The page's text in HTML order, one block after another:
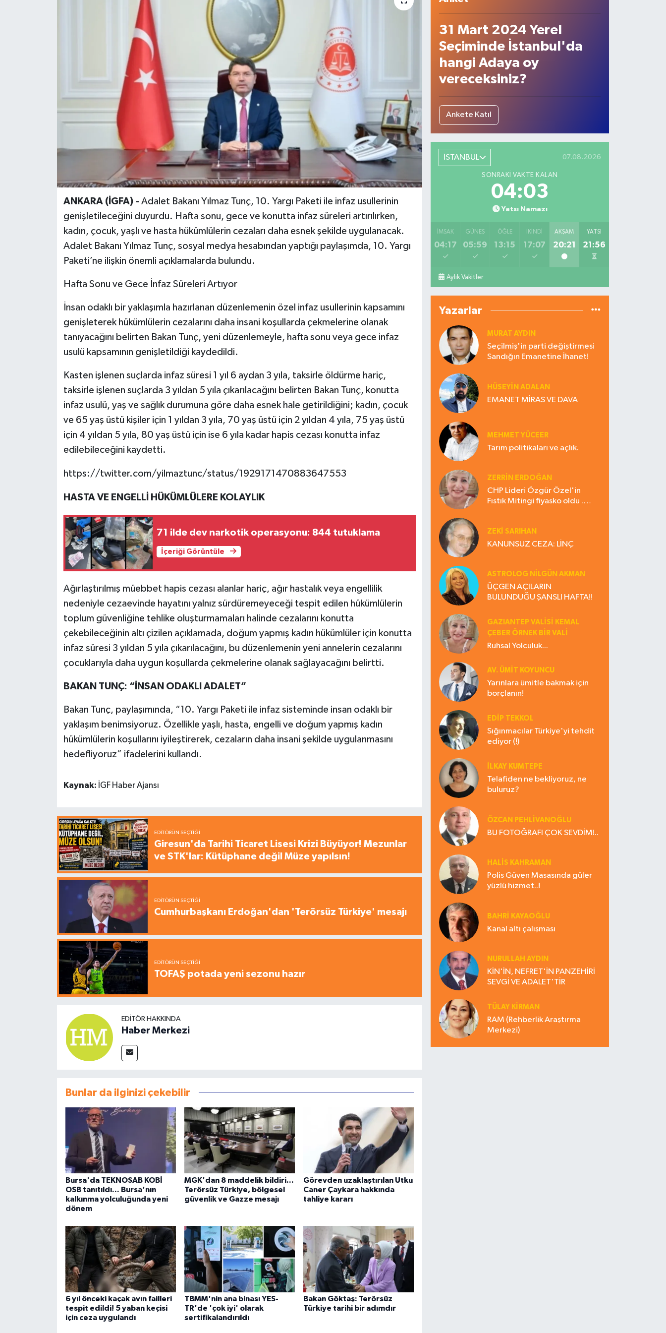
ANKARA (İGFA) - Adalet Bakanı Yılmaz Tunç, 10. Yargı Paketi ile infaz usullerinin
genişletileceğini duyurdu. Hafta sonu, gece ve konutta infaz süreleri artırılırken,
kadın, çocuk, yaşlı ve hasta hükümlülerin cezaları daha esnek şekilde uygulanacak.
Adalet Bakanı Yılmaz Tunç, sosyal medya hesabından yaptığı paylaşımda, 10. Yargı
Paketi’ne ilişkin önemli açıklamalarda bulundu.
Hafta Sonu ve Gece İnfaz Süreleri Artıyor
İnsan odaklı bir yaklaşımla hazırlanan düzenlemenin özel infaz usullerinin kapsamını
genişleterek hükümlülerin cezalarını daha insani koşullarda çekmelerine olanak
tanıyacağını belirten Bakan Tunç, yeni düzenlemeyle, hafta sonu veya gece infaz
usulü kapsamının genişletildiği kaydedildi.
Kasten işlenen suçlarda infaz süresi 1 yıl 6 aydan 3 yıla, taksirle öldürme hariç,
taksirle işlenen suçlarda 3 yıldan 5 yıla çıkarılacağını belirten Bakan Tunç, konutta
infaz usulü, yaş ve sağlık durumuna göre daha esnek hale getirildiğini; kadın, çocuk
ve 65 yaş üstü kişiler için 1 yıldan 3 yıla, 70 yaş üstü için 2 yıldan 4 yıla, 75 yaş üstü
için 4 yıldan 5 yıla, 80 yaş üstü için ise 6 yıla kadar hapis cezası konutta infaz
edilebileceğini kaydetti.
https://twitter.com/yilmaztunc/status/1929171470883647553
HASTA VE ENGELLİ HÜKÜMLÜLERE KOLAYLIK
71 ilde dev narkotik operasyonu: 844 tutuklama
İçeriği Görüntüle
Ağırlaştırılmış müebbet hapis cezası alanlar hariç, ağır hastalık veya engellilik
nedeniyle cezaevinde hayatını yalnız sürdüremeyeceği tespit edilen hükümlülerin
toplum güvenliğine tehlike oluşturmamaları halinde cezalarını konutta
çekebileceğinin altı çizilen açıklamada, doğum yapmış kadın hükümlüler için konutta
infaz süresi 3 yıldan 5 yıla çıkarılacağını, bu düzenlemenin yeni annelerin cezalarını
çocuklarıyla daha uygun koşullarda çekmelerine olanak sağlayacağını belirtti.
BAKAN TUNÇ: “İNSAN ODAKLI ADALET”
Bakan Tunç, paylaşımında, “10. Yargı Paketi ile infaz sisteminde insan odaklı bir
yaklaşım benimsiyoruz. Özellikle yaşlı, hasta, engelli ve doğum yapmış kadın
hükümlülerin koşullarını iyileştirerek, cezaların daha insani şekilde uygulanmasını
hedefliyoruz” ifadelerini kullandı.
Kaynak: İGF Haber Ajansı
EDITÖRÜN SEÇTIĞI
Giresun'da Tarihi Ticaret Lisesi Krizi Büyüyor! Mezunlar
ve STK'lar: Kütüphane değil Müze yapılsın!
EDITÖRÜN SEÇTIĞI
Cumhurbaşkanı Erdoğan'dan 'Terörsüz Türkiye' mesajı
EDITÖRÜN SEÇTIĞI
TOFAŞ potada yeni sezonu hazır
EDITÖR HAKKINDA
Haber Merkezi
Bunlar da ilginizi çekebilir
Bursa'da TEKNOSAB KOBİ
OSB tanıtıldı... Bursa'nın
kalkınma yolculuğunda yeni
dönem
MGK'dan 8 maddelik bildiri...
Terörsüz Türkiye, bölgesel
güvenlik ve Gazze mesajı
Görevden uzaklaştırılan Utku
Caner Çaykara hakkında
tahliye kararı
6 yıl önceki kaçak avın failleri
tespit edildi! 5 yaban keçisi
için ceza uygulandı
TBMM'nin ana binası YES-
TR'de 'çok iyi' olarak
sertifikalandırıldı
Bakan Göktaş: Terörsüz
Türkiye tarihi bir adımdır
31 Mart 2024 Yerel
Seçiminde İstanbul'da
hangi Adaya oy
vereceksiniz?
Ankete Katıl
İSTANBUL 07.08.2026
SONRAKI VAKTE KALAN
04:02
Yatsı Namazı
İMSAK
04:17
GÜNEŞ
05:59
ÖĞLE
13:15
İKINDI
17:07
AKŞAM
20:21
YATSI
21:56
Aylık Vakitler
Yazarlar
MURAT AYDIN
Seçilmiş'in parti değiştirmesi
Sandığın Emanetine İhanet!
HÜSEYIN ADALAN
EMANET MİRAS VE DAVA
MEHMET YÜCEER
Tarım politikaları ve açlık.
ZERRIN ERDOĞAN
CHP Lideri Özgür Özel'in
Fıstık Mitingi fiyasko oldu .
ZEKI SARIHAN
KANUNSUZ CEZA: LİNÇ
ASTROLOG NILGÜN AKMAN
ÜÇGEN AÇILARIN
BULUNDUĞU ŞANSLI HAFTA!!
GAZIANTEP VALISI KEMAL
ÇEBER ÖRNEK BİR VALİ
Ruhsal Yolculuk...
AV. ÜMIT KOYUNCU
Yarınlara ümitle bakmak için
borçlanın!
EDIP TEKKOL
Sığınmacılar Türkiye'yi tehdit
ediyor (!)
İLKAY KUMTEPE
Telafiden ne bekliyoruz, ne
buluruz?
ÖZCAN PEHLİVANOĞLU
BU FOTOĞRAFI ÇOK SEVDİM!..
HALIS KAHRAMAN
Polis Güven Masasında güler
yüzlü hizmet..!
BAHRI KAYAOĞLU
Kanal altı çalışması
NURULLAH AYDIN
KİN'İN, NEFRET'İN PANZEHİRİ
SEVGİ VE ADALET'TİR
TÜLAY KİRMAN
RAM (Rehberlik Araştırma
Merkezi)